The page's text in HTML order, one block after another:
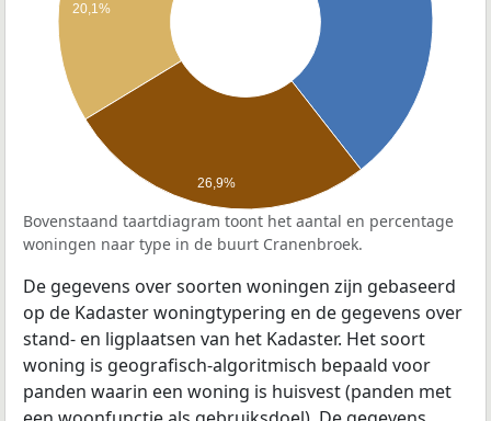
20,1%
26,9%
Bovenstaand taartdiagram toont het aantal en percentage
woningen naar type in de buurt Cranenbroek.
De gegevens over soorten woningen zijn gebaseerd
op de Kadaster woningtypering en de gegevens over
stand- en ligplaatsen van het Kadaster. Het soort
woning is geografisch-algoritmisch bepaald voor
panden waarin een woning is huisvest (panden met